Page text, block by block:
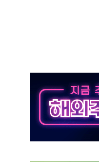
849억원…전년 比 22.3%↑
1037억원…상반기 역대 최대
승폭 커졌지만 고가주택 밀집
압변압기 첫 공급...국가 전력망
적 인상 계획...업계 파장 예고
익 14.2% 감소…"온라인 사업
투표' 요구...친청계 응집력 '